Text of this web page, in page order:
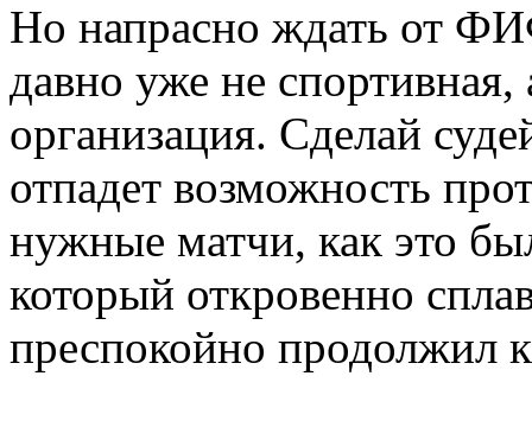
Но напрасно ждать от
давно уже не
организация. Сделай
отпадет возможность
нужные матчи, как это
который откровенно
преспокойно продолжил